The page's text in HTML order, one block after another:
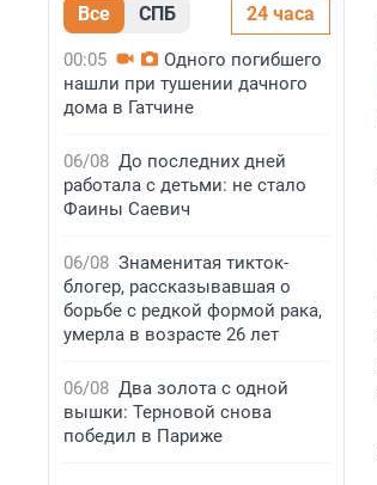
Все СПБ 24 часа
00:05
Одного погибшего
нашли при тушении дачного
дома в Гатчине
06/08 До последних дней
работала с детьми: не стало
Фаины Саевич
06/08 Знаменитая тикток-
блогер, рассказывавшая о
борьбе с редкой формой рака,
умерла в возрасте 26 лет
06/08 Два золота с одной
вышки: Терновой снова
победил в Париже